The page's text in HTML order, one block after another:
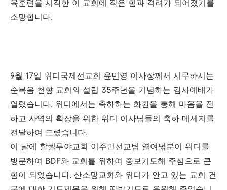
육훈련을 시작한 이 교회에 작은 힘과 격려가 되어졌기를
소망합니다.
9월 17일 위디국제선교회 윤민영 이사장께서 시무하시는
순복음 천향 교회의 설립 35주년을 기념하는 감사예배가
열렸습니다. 위디에서는 축하하는 화환을 통해 마음을 전
하고 사역의 확장을 위한 위디 이사님들의 축하 메세지를
전달하여 드렸습니다.
이 날에 할렐루야교회 이주민선교팀 열여덟분이 위디를
방문하여 BDF와 교회를 위하여 중보기도해 주심으로 큰
힘이 되었습니다. 산소망교회와 위디가 안고 있는 교회 건